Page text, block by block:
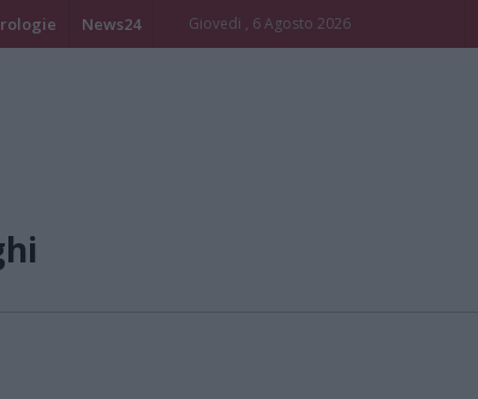
News24 Giovedi , 6 Agosto 2026